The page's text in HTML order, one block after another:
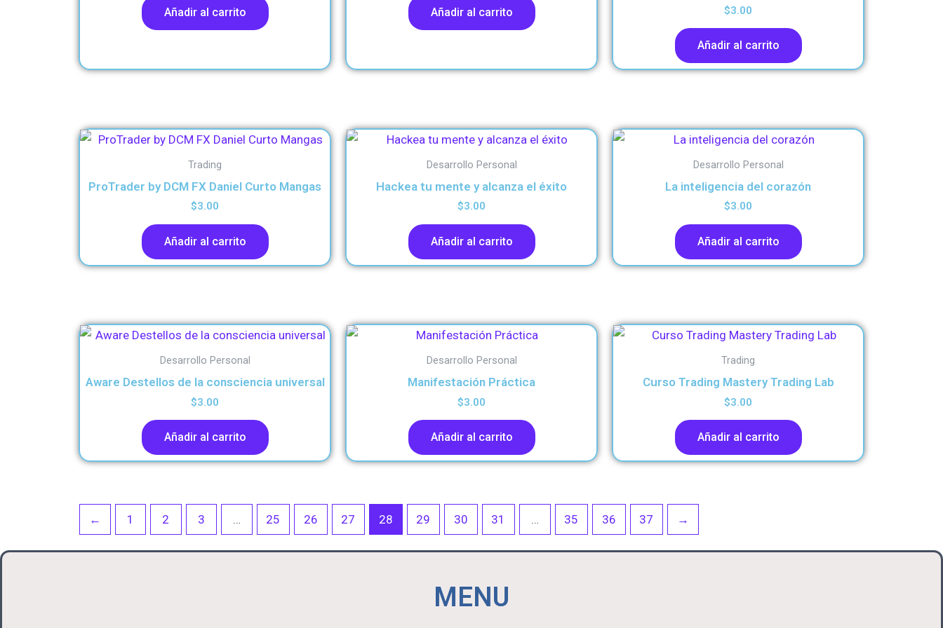
Añadir al carrito Añadir al carrito $3.00
Añadir al carrito
Trading
ProTrader by DCM FX Daniel Curto Mangas
$3.00
Añadir al carrito
Desarrollo Personal
Hackea tu mente y alcanza el éxito
$3.00
Añadir al carrito
Desarrollo Personal
La inteligencia del corazón
$3.00
Añadir al carrito
Desarrollo Personal
Aware Destellos de la consciencia universal
$3.00
Añadir al carrito
Desarrollo Personal
Manifestación Práctica
$3.00
Añadir al carrito
Trading
Curso Trading Mastery Trading Lab
$3.00
Añadir al carrito
← 1 2 3 … 25 26 27 28 29 30 31 … 35 36 37 →
MENU